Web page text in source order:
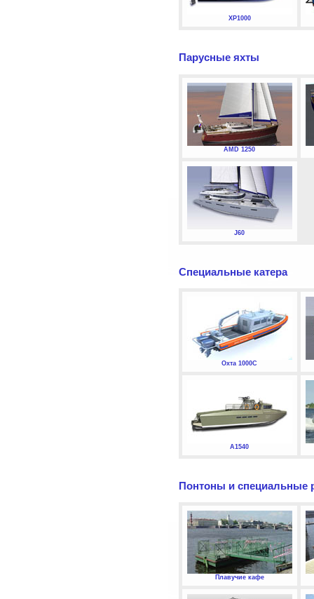
XP1000
Парусные яхты
AMD 1250
J60
Специальные катера
Охта 1000С
А1540
Понтоны и специальные
Плавучие кафе